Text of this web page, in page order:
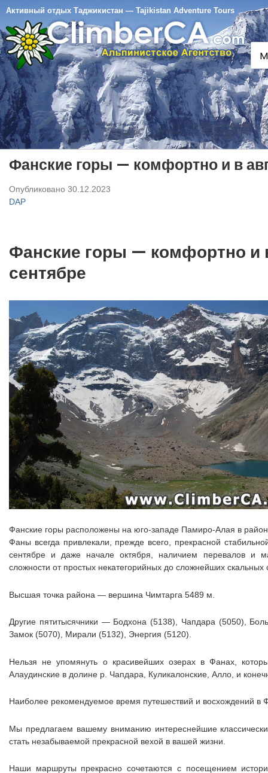
Активный отдых Таджикистан — Tajikistan Adventure Tours
Фанские горы — комфортно и в
Опубликовано 30.12.2023
DAP
Фанские горы — комфортно и
сентябре
Фанские горы расположены на юго-западе Памиро-Алая в
Фаны всегда привлекали, прежде всего, прекрасной
сентябре и даже начале октября, наличием перевалов и
сложности от простых некатегорийных до сложнейших
Высшая точка района — вершина Чимтарга 5489 м.
Другие пятитысячники — Бодхона (5138), Чапдара (5050),
Замок (5070), Мирали (5132), Энергия (5120).
Нельзя не упомянуть о красивейших озерах в Фанах,
Алаудинские в долине р. Чапдара, Куликалонские, Алло, и
Наиболее рекомендуемое время путешествий и восхождений
Мы предлагаем вашему вниманию интереснейшие
стать незабываемой прекрасной вехой в вашей жизни.
Наши маршруты прекрасно сочетаются с посещением